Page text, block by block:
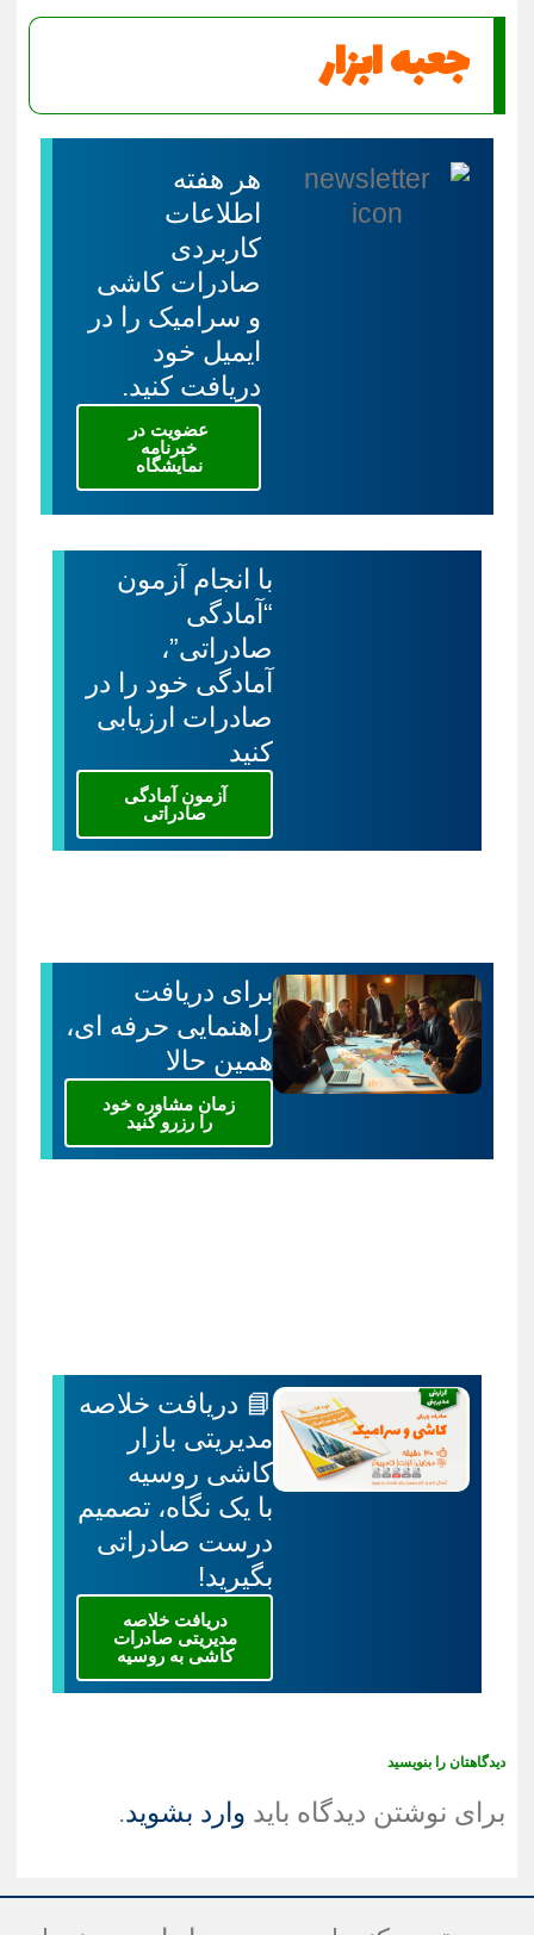
جعبه ابزار
هر هفته
اطلاعات
کاربردی
صادرات کاشی
و سرامیک را در
ایمیل خود
دریافت کنید.
عضویت در
خبرنامه
نمایشگاه
با انجام آزمون
“آمادگی
صادراتی”،
آمادگی خود را در
صادرات ارزیابی
کنید
آزمون آمادگی
صادراتی
برای دریافت
راهنمایی حرفه ای،
همین حالا
زمان مشاوره خود
را رزرو کنید
📘 دریافت خلاصه
مدیریتی بازار
کاشی روسیه
با یک نگاه، تصمیم
درست صادراتی
بگیرید!
دریافت خلاصه
مدیریتی صادرات
کاشی به روسیه
دیدگاهتان را بنویسید
برای نوشتن دیدگاه باید وارد بشوید.